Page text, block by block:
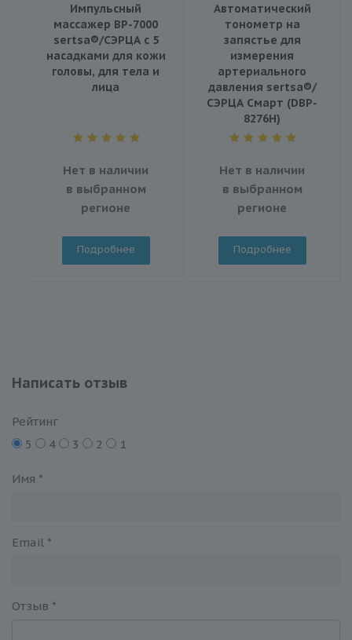
Импульсный
массажер BP-7000
sertsa®/СЭРЦА с 5
насадками для кожи
головы, для тела и
лица
Нет в наличии
в выбранном
регионе
Подробнее
Автоматический
тонометр на
запястье для
измерения
артериального
давления sertsa®/
СЭРЦА Смарт (DBP-
8276H)
Нет в наличии
в выбранном
регионе
Подробнее
Написать отзыв
Рейтинг
5
4 3 2 1
Имя *
Email *
Отзыв *